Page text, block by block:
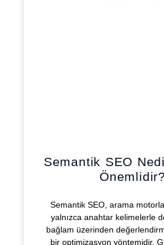
Semantik SEO
Önemlidir?
Semantik SEO, arama
yalnızca anahtar kelimelerle
bağlam üzerinden
bir optimizasyon yöntemidir.